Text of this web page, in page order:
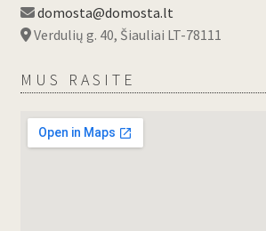
domosta@domosta.lt
Verdulių g. 40, Šiauliai LT-78111
MUS RASITE